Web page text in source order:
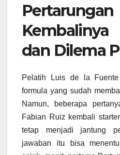
dan Dilema
Pelatih Luis de la
formula yang sudah
Namun, beberapa
Fabian Ruiz kembali
tetap menjadi jantung
jawaban itu bisa